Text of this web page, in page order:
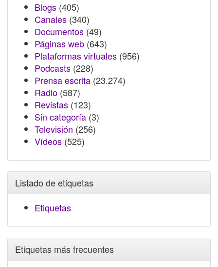
Blogs (405)
Canales (340)
Documentos (49)
Páginas web (643)
Plataformas virtuales (956)
Podcasts (228)
Prensa escrita (23.274)
Radio (587)
Revistas (123)
Sin categoría (3)
Televisión (256)
Vídeos (525)
Listado de etiquetas
Etiquetas
Etiquetas más frecuentes